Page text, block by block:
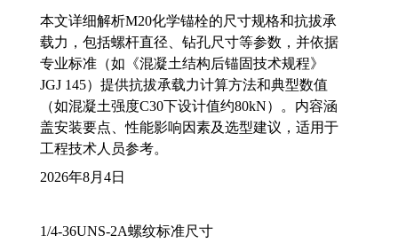
本文详细解析M20化学锚栓的尺寸规格和抗拔承
载力，包括螺杆直径、钻孔尺寸等参数，并依据
专业标准（如《混凝土结构后锚固技术规程》
JGJ 145）提供抗拔承载力计算方法和典型数值
（如混凝土强度C30下设计值约80kN）。内容涵
盖安装要点、性能影响因素及选型建议，适用于
工程技术人员参考。
2026年8月4日
1/4-36UNS-2A螺纹标准尺寸